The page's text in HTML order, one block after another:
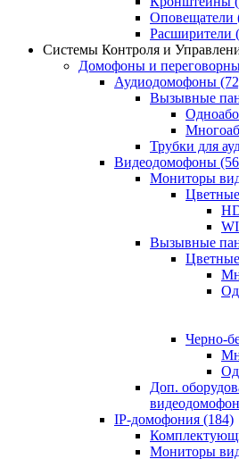
Оповещатели
Расширители
Системы Контроля и
Домофоны и
Аудиодомофоны
Вызывные
Трубки для
Видеодомофоны
Мониторы
Цветные
Вызывные
Цветные
Черно-
Доп.
IP-домофония (184)
Мониторы